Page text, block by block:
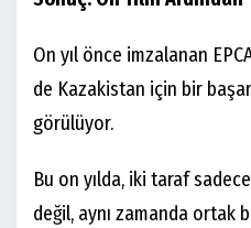
On yıl önce imzalanan
de Kazakistan için bir
görülüyor.
Bu on yılda, iki taraf
değil, aynı zamanda ortak